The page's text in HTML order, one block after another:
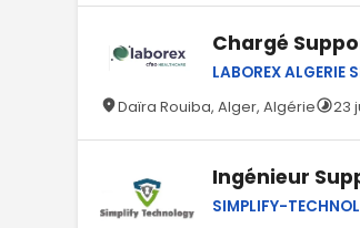
Chargé
LABOREX ALGERIE
Daïra Rouiba, Alger, Algérie
23
Ingénieur
SIMPLIFY-